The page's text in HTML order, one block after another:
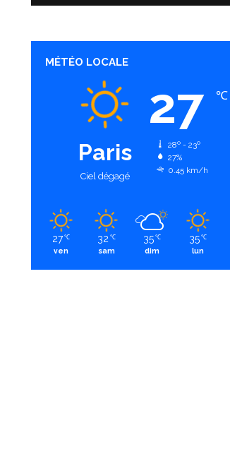
MÉTÉO LOCALE
Paris
Ciel dégagé
27 ℃
28º - 23º
27%
0.45 km/h
27 ℃
ven
32 ℃
sam
35 ℃
dim
35 ℃
lun